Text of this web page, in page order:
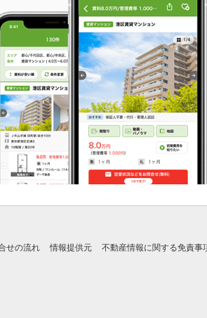
せの流れ 情報提供元 不動産情報に関する免責事